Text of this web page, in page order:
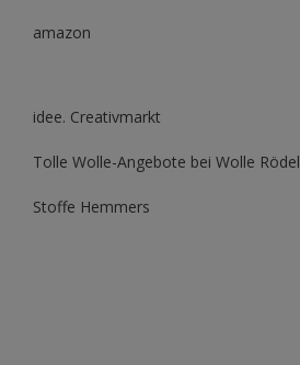
amazon
idee. Creativmarkt
Tolle Wolle-Angebote bei Wolle Rödel
Stoffe Hemmers